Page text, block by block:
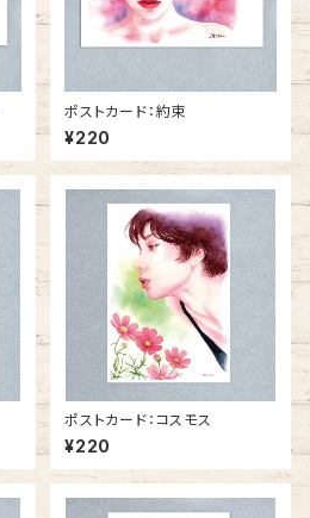
ポストカード：約束
¥220
ポストカード：コスモス
¥220